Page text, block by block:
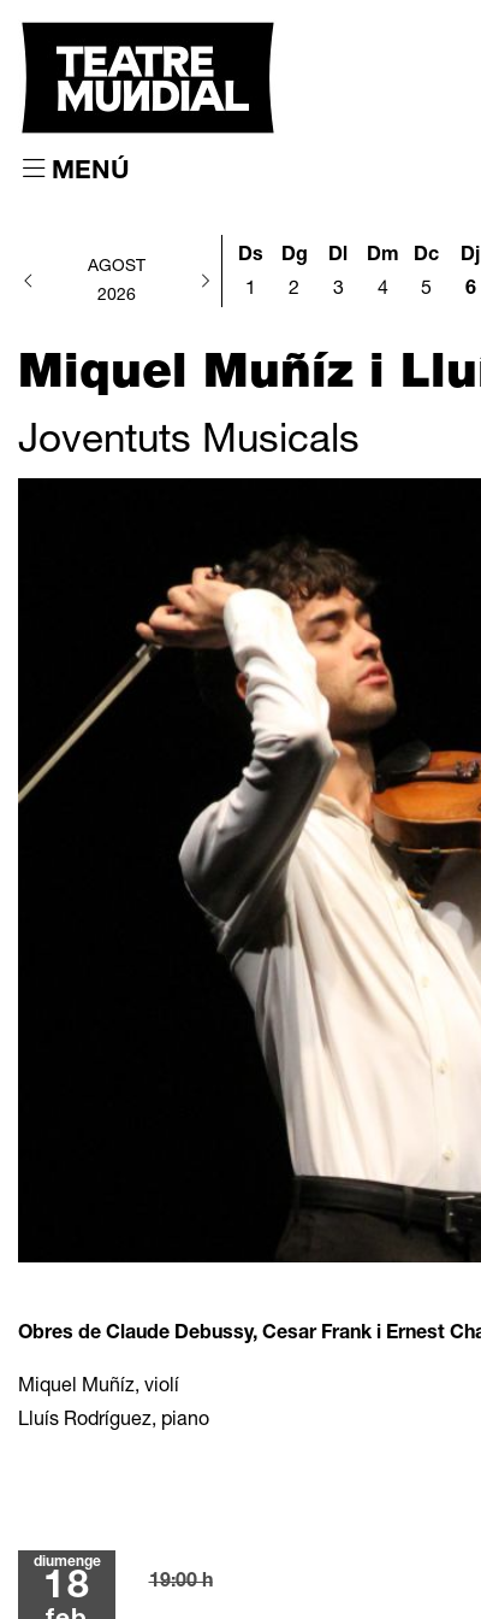
MENÚ
AGOST
2026
Ds
1
Dg
2
Dl
3
Dm
4
Dc
5
Dj
6
Miquel Muñíz i
Joventuts Musicals
Obres de Claude Debussy, Cesar Frank i Ernest
Miquel Muñíz, violí
Lluís Rodríguez, piano
diumenge
18 19:00 h